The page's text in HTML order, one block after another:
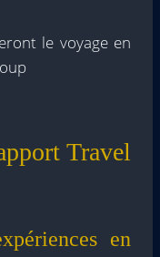
le voyage en
Travel
en